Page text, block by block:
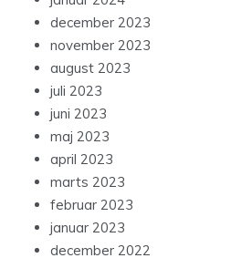
december 2023
november 2023
august 2023
juli 2023
juni 2023
maj 2023
april 2023
marts 2023
februar 2023
januar 2023
december 2022